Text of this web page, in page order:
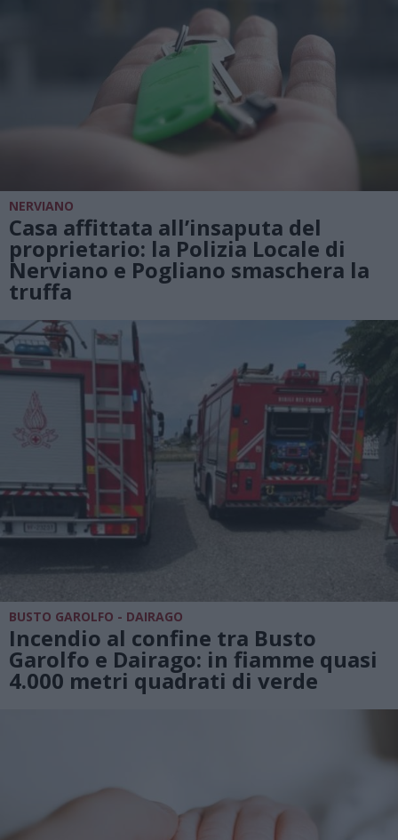
NERVIANO
Casa affittata all’insaputa del
proprietario: la Polizia Locale di
Nerviano e Pogliano smaschera la
truffa
BUSTO GAROLFO - DAIRAGO
Incendio al confine tra Busto
Garolfo e Dairago: in fiamme quasi
4.000 metri quadrati di verde